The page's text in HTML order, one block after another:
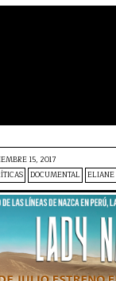
15, 2017
DOCUMENTAL